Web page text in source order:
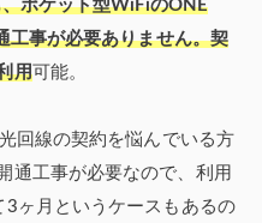
ポケット型WiFiのONE
工事が必要ありません。契
用可能。
回線の契約を悩んでいる方
通工事が必要なので、利用
ヶ月というケースもあるの